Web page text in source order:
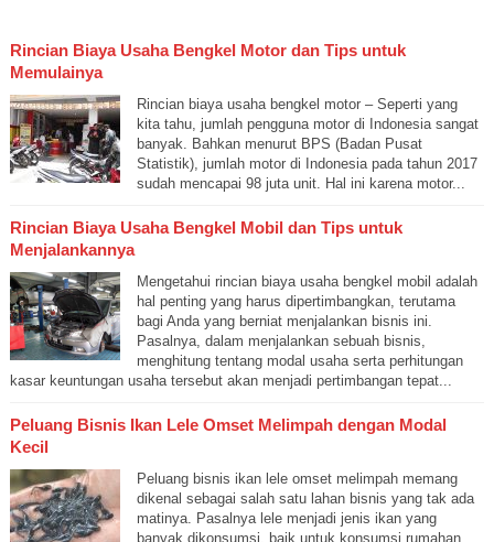
Rincian Biaya Usaha Bengkel Motor dan Tips untuk
Memulainya
Rincian biaya usaha bengkel motor – Seperti yang
kita tahu, jumlah pengguna motor di Indonesia sangat
banyak. Bahkan menurut BPS (Badan Pusat
Statistik), jumlah motor di Indonesia pada tahun 2017
sudah mencapai 98 juta unit. Hal ini karena motor...
Rincian Biaya Usaha Bengkel Mobil dan Tips untuk
Menjalankannya
Mengetahui rincian biaya usaha bengkel mobil adalah
hal penting yang harus dipertimbangkan, terutama
bagi Anda yang berniat menjalankan bisnis ini.
Pasalnya, dalam menjalankan sebuah bisnis,
menghitung tentang modal usaha serta perhitungan
kasar keuntungan usaha tersebut akan menjadi pertimbangan tepat...
Peluang Bisnis Ikan Lele Omset Melimpah dengan Modal
Kecil
Peluang bisnis ikan lele omset melimpah memang
dikenal sebagai salah satu lahan bisnis yang tak ada
matinya. Pasalnya lele menjadi jenis ikan yang
banyak dikonsumsi, baik untuk konsumsi rumahan